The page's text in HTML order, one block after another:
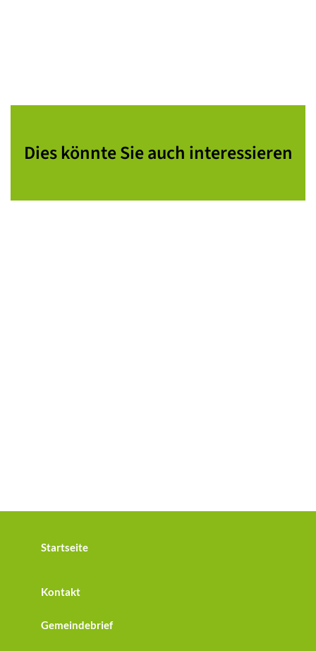
Dies könnte Sie auch interessieren
Startseite
Kontakt
Gemeindebrief